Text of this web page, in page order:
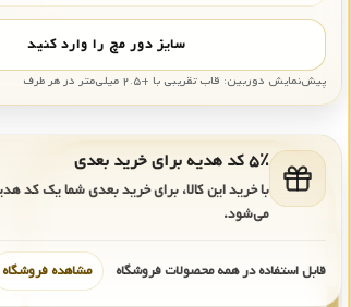
سایز دور مچ را وارد کنید
پیش‌نمایش دوربین: قاب تقریبی با +۲.۵ میلی‌متر در هر طرف
۵٪ کد هدیه برای خرید بعدی
با خرید این کالا، برای خرید بعدی شما یک کد
می‌شود.
قابل استفاده در همه محصولات فروشگاه مشاهده فروشگاه